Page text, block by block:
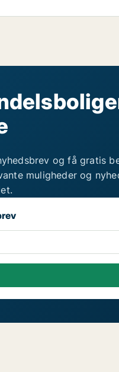
og få gratis
muligheder og